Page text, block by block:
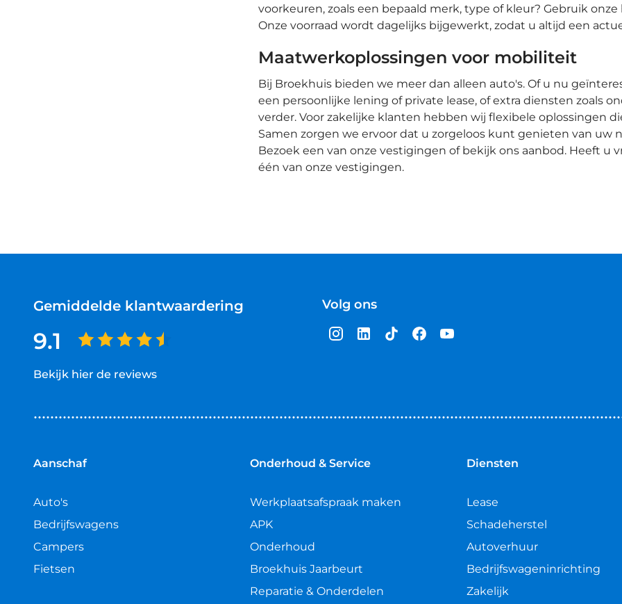
voorkeuren, zoals een bepaald merk, type of kleur? Gebruik
Onze voorraad wordt dagelijks bijgewerkt, zodat u altijd een
Maatwerkoplossingen voor mobiliteit
Bij Broekhuis bieden we meer dan alleen auto's. Of u nu
een persoonlijke lening of private lease, of extra diensten zoals
verder. Voor zakelijke klanten hebben wij flexibele oplossingen
Samen zorgen we ervoor dat u zorgeloos kunt genieten van uw
Bezoek een van onze vestigingen of bekijk ons aanbod. Heeft u
één van onze vestigingen.
Gemiddelde klantwaardering
9.1
Bekijk hier de reviews
van
Volg ons
Aanschaf
Auto's
Bedrijfswagens
Campers
Fietsen
Onderhoud & Service
Werkplaatsafspraak maken
APK
Onderhoud
Broekhuis Jaarbeurt
Reparatie & Onderdelen
Diensten
Lease
Schadeherstel
Autoverhuur
Bedrijfswageninrichting
Zakelijk